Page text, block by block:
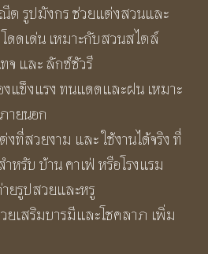
ต รูปมังกร ช่วยแต่งสวนและ
ดดเด่น เหมาะกับสวนสไตล์
จ และ ลักซ์ชัวรี
แข็งแรง ทนแดดและฝน เหมาะ
ายนอก
งที่สวยงาม และ ใช้งานได้จริง ที่
หรับ บ้าน คาเฟ่ หรือโรงแรม
ยรูปสวยและหรู
ยเสริมบารมีและโชคลาภ เพิ่ม